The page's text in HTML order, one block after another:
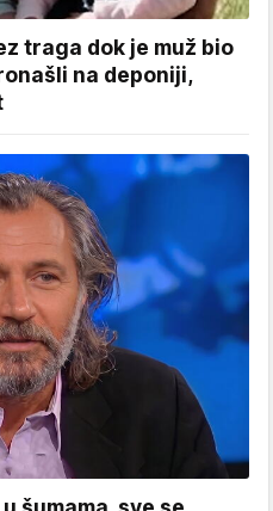
traga dok je muž bio
na deponiji,